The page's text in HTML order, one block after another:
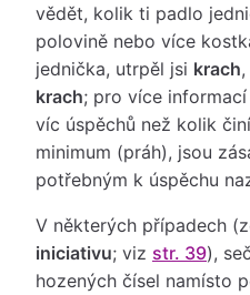
vědět, kolik ti padlo
polovině nebo více
jednička, utrpěl jsi krach
krach; pro více
víc úspěchů než kolik
minimum (práh), jsou
potřebným k úspěchu
V některých případech
iniciativu; viz str. 39),
hozených čísel namísto